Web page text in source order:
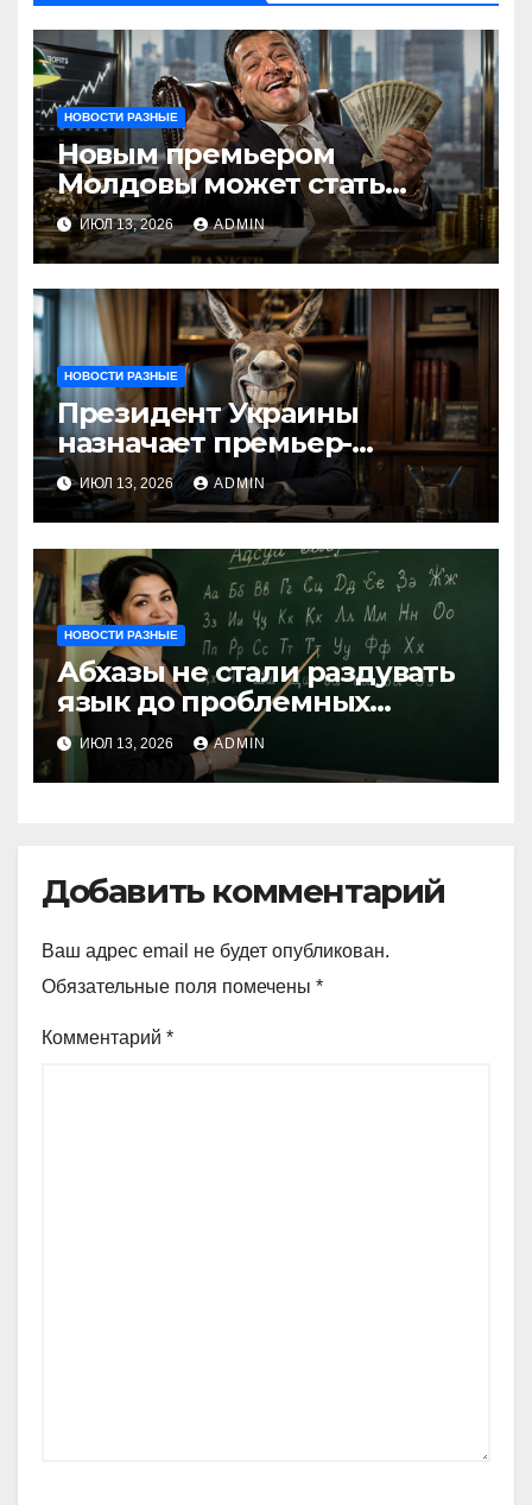
НОВОСТИ РАЗНЫЕ
Новым премьером
Молдовы может стать
банкир из Украины Василе
Тофан
ИЮЛ 13, 2026 ADMIN
НОВОСТИ РАЗНЫЕ
Президент Украины
назначает премьер-
министра послицей
ИЮЛ 13, 2026 ADMIN
НОВОСТИ РАЗНЫЕ
Абхазы не стали раздувать
язык до проблемных
размеров
ИЮЛ 13, 2026 ADMIN
Добавить комментарий
Ваш адрес email не будет опубликован.
Обязательные поля помечены *
Комментарий *